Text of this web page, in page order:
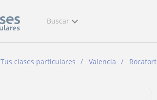
Buscar
Tus clases particulares Valencia Rocafort